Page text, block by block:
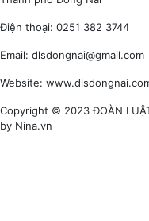
Điện thoại: 0251 382 3744
Email: dlsdongnai@gmail.com
Website:
Copyright © 2023 ĐOÀN
by Nina.vn